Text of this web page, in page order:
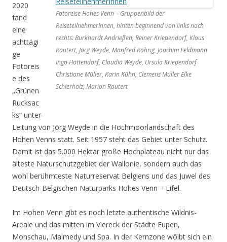
Fotoreise Hohes Venn – Gruppenbild der
ReiseteilnehmerInnen, hinten beginnend von links nach
rechts: Burkhardt Andrießen, Reiner Kriependorf, Klaus
Rautert, Jörg Weyde, Manfred Röhrig, Joachim Feldmann
Ingo Hattendorf, Claudia Weyde, Ursula Kriependorf
Christiane Müller, Karin Kühn, Clemens Müller Elke
Schierholz, Marion Rautert
2020
fand
eine
achttägi
ge
Fotoreis
e des
„Grünen
Rucksac
ks“ unter
Leitung von Jörg Weyde in die Hochmoorlandschaft des
Hohen Venns statt. Seit 1957 steht das Gebiet unter Schutz.
Damit ist das 5.000 Hektar große Hochplateau nicht nur das
älteste Naturschutzgebiet der Wallonie, sondern auch das
wohl berühmteste Naturreservat Belgiens und das Juwel des
Deutsch-Belgischen Naturparks Hohes Venn – Eifel.
Im Hohen Venn gibt es noch letzte authentische Wildnis-
Areale und das mitten im Viereck der Städte Eupen,
Monschau, Malmedy und Spa. In der Kernzone wölbt sich ein